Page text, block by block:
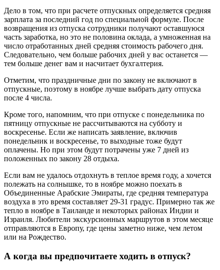
Дело в том, что при расчете отпускных определяется средняя
зарплата за последний год по специальной формуле. После
возвращения из отпуска сотрудники получают оставшуюся
часть заработка, но это не половина оклада, а умноженная на
число отработанных дней средняя стоимость рабочего дня.
Следовательно, чем больше рабочих дней у вас останется —
тем больше денег вам и насчитает бухгалтерия.
Отметим, что праздничные дни по закону не включают в
отпускные, поэтому в ноябре лучше выбрать дату отпуска
после 4 числа.
Кроме того, напомним, что при отпуске с понедельника по
пятницу отпускные не рассчитываются на субботу и
воскресенье. Если же написать заявление, включив
понедельник и воскресенье, то выходные тоже будут
оплачены. Но при этом будут потрачены уже 7 дней из
положенных по закону 28 отдыха.
Если вам не удалось отдохнуть в теплое время году, а хочется
полежать на солнышке, то в ноябре можно поехать в
Объединенные Арабские Эмираты, где средняя температура
воздуха в это время составляет 29-31 градус. Примерно так же
тепло в ноябре в Таиланде и некоторых районах Индии и
Израиля. Любители экскурсионных маршрутов в этом месяце
отправляются в Европу, где цены заметно ниже, чем летом
или на Рождество.
А когда вы предпочитаете ходить в отпуск?